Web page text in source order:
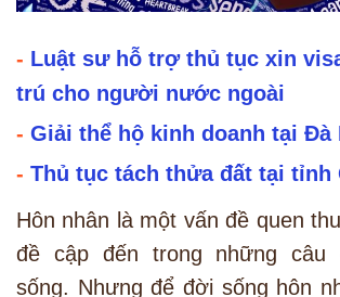
- Luật sư hỗ trợ thủ tục xin
trú cho người nước ngoài
- Giải thể hộ kinh doanh tại Đà
- Thủ tục tách thửa đất tại tỉnh
Hôn nhân là một vấn đề quen
đề cập đến trong những câu
sống. Nhưng để đời sống hôn